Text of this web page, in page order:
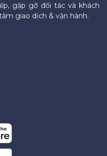
gặp gỡ đối tác và khách
giao dịch & vận hành.